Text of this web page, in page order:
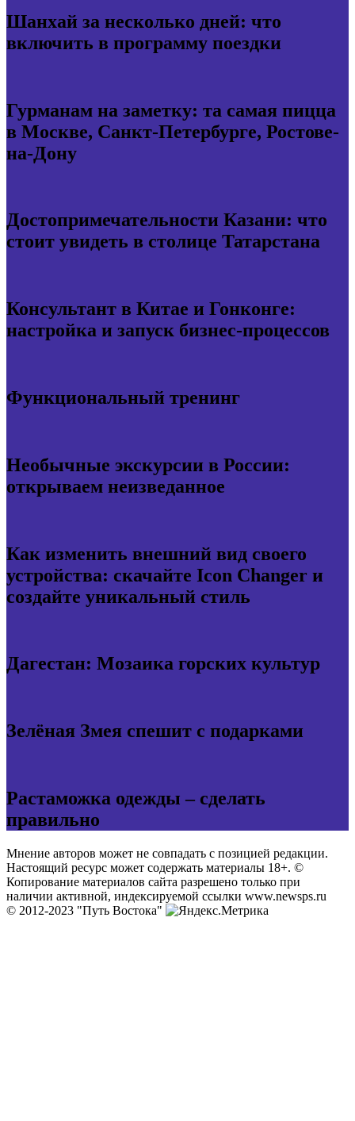
Шанхай за несколько дней: что
включить в программу поездки
Гурманам на заметку: та самая пицца
в Москве, Санкт-Петербурге, Ростове-
на-Дону
Достопримечательности Казани: что
стоит увидеть в столице Татарстана
Консультант в Китае и Гонконге:
настройка и запуск бизнес-процессов
Функциональный тренинг
Необычные экскурсии в России:
открываем неизведанное
Как изменить внешний вид своего
устройства: скачайте Icon Changer и
создайте уникальный стиль
Дагестан: Мозаика горских культур
Зелёная Змея спешит с подарками
Растаможка одежды – сделать
правильно
Мнение авторов может не совпадать с позицией редакции.
Настоящий ресурс может содержать материалы 18+. ©
Копирование материалов сайта разрешено только при
наличии активной, индексируемой ссылки www.newsps.ru
© 2012-2023 "Путь Востока"